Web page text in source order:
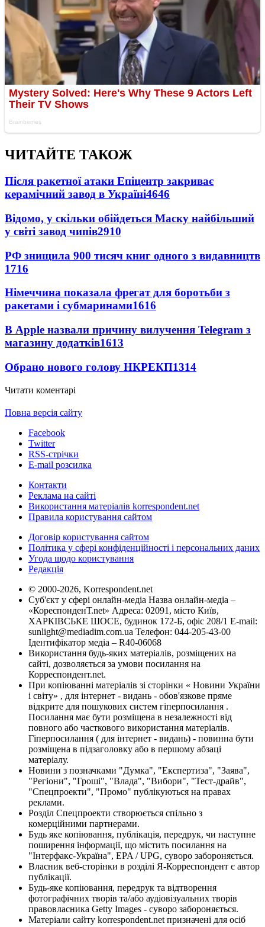
ЧИТАЙТЕ ТАКОЖ
Після ракетної атаки Епіцентр закриває
керамічний завод в Україні4646
Відомо, у скільки обійдеться Маску найбільший
у світі завод чипів2910
РФ знищила 900 тисяч книг одного з видавництв
1716
Німеччина показала фрегат для боротьби з
ракетами і субмаринами1616
В Apple назвали причину вилучення Telegram з
магазину додатків1613
Обрано нового голову НКРЕКП1314
Читати коментарі
Повна версія сайту
Facebook
Twitter
RSS-стрічки
E-mail розсилка
Контакти
Реклама на сайті
Використання матеріалів korrespondent.net
Правила користування сайтом
Договір користування сайтом
Політика у сфері конфіденційності і персональних даних
Угода щодо користування
Редакція
© 2000-2026, Korrespondent.net
Суб'єкт у сфері онлайн-медіа Назва онлайн-медіа –
«КореспонденТ.net» Адреса: 02091, місто Київ,
ХАРКІВСЬКЕ ШОСЕ, будинок 172-Б, офіс 208/1 E-mail:
sunlight@mediadim.com.ua Телефон: 044-205-43-00
Ідентифікатор медіа – R40-06068
Використання будь-яких матеріалів, розміщених на
сайті, дозволяється за умови посилання на
Корреспондент.net.
При копіюванні матеріалів зі сторінки « Новини України
і світу» , для інтернет - видань - обов'язкове пряме
відкрите для пошукових систем гіперпосилання .
Посилання має бути розміщена в незалежності від
повного або часткового використання матеріалів.
Гіперпосилання ( для інтернет - видань) - повинна бути
розміщена в підзаголовку або в першому абзаці
матеріалу.
Новини з позначками "Думка", "Експертиза", "Заява",
"Регіони", "Гроші", "Влада", "Вибори", "Тест-драйв",
"Спецпроекти", "Промо" публікуються на правах
реклами.
Розділ Спецпроекти створюється спільно з
комерційними партнерами.
Будь яке копіювання, публікація, передрук, чи наступне
поширення інформації, що містить посилання на
"Інтерфакс-Україна", EPA / UPG, суворо забороняється.
Власник веб-сторінки в розділі Я-Корреспондент є автор
публікації.
Будь-яке копіювання, передрук та відтворення
фотографічних творів та/або аудіовізуальних творів
правовласника Getty Images - суворо забороняється.
Матеріали сайту korrespondent.net призначені для осіб